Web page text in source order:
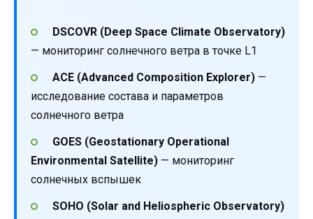
DSCOVR (Deep Space Climate Observatory)
— мониторинг солнечного ветра в точке L1
ACE (Advanced Composition Explorer)—
исследование состава и параметров
солнечного ветра
GOES (Geostationary Operational
Environmental Satellite) — мониторинг
солнечных вспышек
SOHO (Solar and Heliospheric Observatory)